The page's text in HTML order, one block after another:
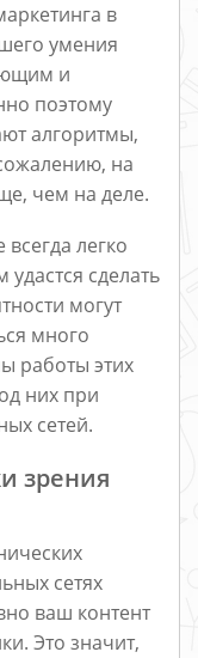
в
умения
и
поэтому
алгоритмы,
на
чем на деле.
легко
сделать
могут
много
работы этих
них при
сетей.
зрения
сетях
ваш контент
Это значит,